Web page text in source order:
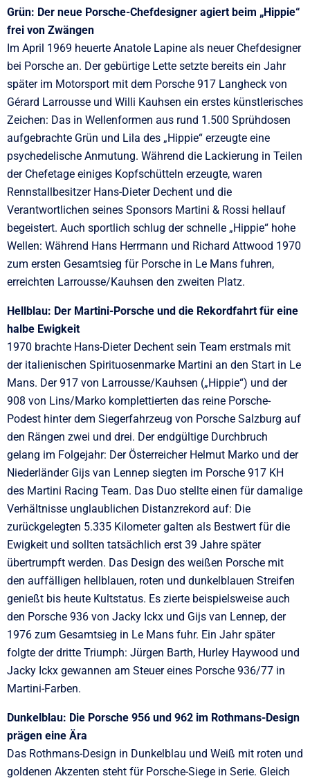
Grün: Der neue Porsche-Chefdesigner agiert beim „Hippie“
frei von Zwängen
Im April 1969 heuerte Anatole Lapine als neuer Chefdesigner
bei Porsche an. Der gebürtige Lette setzte bereits ein Jahr
später im Motorsport mit dem Porsche 917 Langheck von
Gérard Larrousse und Willi Kauhsen ein erstes künstlerisches
Zeichen: Das in Wellenformen aus rund 1.500 Sprühdosen
aufgebrachte Grün und Lila des „Hippie“ erzeugte eine
psychedelische Anmutung. Während die Lackierung in Teilen
der Chefetage einiges Kopfschütteln erzeugte, waren
Rennstallbesitzer Hans-Dieter Dechent und die
Verantwortlichen seines Sponsors Martini & Rossi hellauf
begeistert. Auch sportlich schlug der schnelle „Hippie“ hohe
Wellen: Während Hans Herrmann und Richard Attwood 1970
zum ersten Gesamtsieg für Porsche in Le Mans fuhren,
erreichten Larrousse/Kauhsen den zweiten Platz.
Hellblau: Der Martini-Porsche und die Rekordfahrt für eine
halbe Ewigkeit
1970 brachte Hans-Dieter Dechent sein Team erstmals mit
der italienischen Spirituosenmarke Martini an den Start in Le
Mans. Der 917 von Larrousse/Kauhsen („Hippie“) und der
908 von Lins/Marko komplettierten das reine Porsche-
Podest hinter dem Siegerfahrzeug von Porsche Salzburg auf
den Rängen zwei und drei. Der endgültige Durchbruch
gelang im Folgejahr: Der Österreicher Helmut Marko und der
Niederländer Gijs van Lennep siegten im Porsche 917 KH
des Martini Racing Team. Das Duo stellte einen für damalige
Verhältnisse unglaublichen Distanzrekord auf: Die
zurückgelegten 5.335 Kilometer galten als Bestwert für die
Ewigkeit und sollten tatsächlich erst 39 Jahre später
übertrumpft werden. Das Design des weißen Porsche mit
den auffälligen hellblauen, roten und dunkelblauen Streifen
genießt bis heute Kultstatus. Es zierte beispielsweise auch
den Porsche 936 von Jacky Ickx und Gijs van Lennep, der
1976 zum Gesamtsieg in Le Mans fuhr. Ein Jahr später
folgte der dritte Triumph: Jürgen Barth, Hurley Haywood und
Jacky Ickx gewannen am Steuer eines Porsche 936/77 in
Martini-Farben.
Dunkelblau: Die Porsche 956 und 962 im Rothmans-Design
prägen eine Ära
Das Rothmans-Design in Dunkelblau und Weiß mit roten und
goldenen Akzenten steht für Porsche-Siege in Serie. Gleich